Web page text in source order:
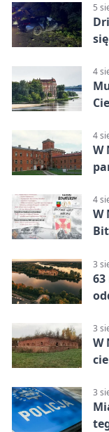
5
4
4
W
4
W
3
3
W
3